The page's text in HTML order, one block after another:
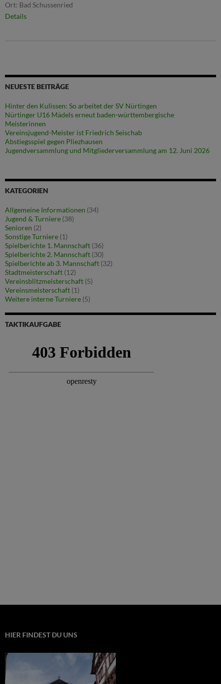
Ort: Bad Schussenried
Details
NEUESTE BEITRÄGE
Hinter den Kulissen: So arbeitet der SV Nürtingen
Nürtinger U16 Mädels erneut baden-württembergische
Meisterinnen
Vereinsjugend-Meister ist Friedrich Seischab
Abstiegsspiel gegen Pliezhausen
Jugendversammlung und Mitgliederversammlung am 12. Juni 2026
KATEGORIEN
Allgemeine Informationen (34)
Jugend & Turniere (38)
Senioren (2)
Sonstige Turniere (1)
Spielberichte 1. Mannschaft (36)
Spielberichte 2. Mannschaft (30)
Spielberichte ab 3. Mannschaft (32)
Stadtmeisterschaft (12)
Vereinsblitzmeisterschaft (5)
Vereinsmeisterschaft (1)
Weitere interne Turniere (5)
TAKTIKAUFGABE
HIER FINDEST DU UNS